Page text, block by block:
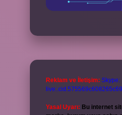
Reklam ve İletişim: Skype:
live:.cid.575569c608265c69
Yasal Uyarı: Bu internet